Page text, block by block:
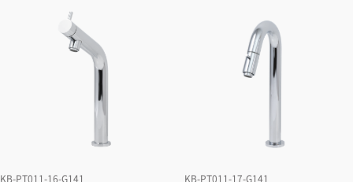
KB-PT011-16-G141
KB-PT011-17-G141